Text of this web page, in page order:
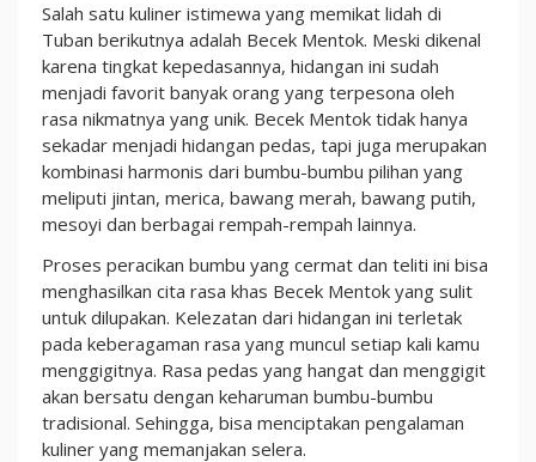
Salah satu kuliner istimewa yang memikat lidah di
Tuban berikutnya adalah Becek Mentok. Meski dikenal
karena tingkat kepedasannya, hidangan ini sudah
menjadi favorit banyak orang yang terpesona oleh
rasa nikmatnya yang unik. Becek Mentok tidak hanya
sekadar menjadi hidangan pedas, tapi juga merupakan
kombinasi harmonis dari bumbu-bumbu pilihan yang
meliputi jintan, merica, bawang merah, bawang putih,
mesoyi dan berbagai rempah-rempah lainnya.
Proses peracikan bumbu yang cermat dan teliti ini bisa
menghasilkan cita rasa khas Becek Mentok yang sulit
untuk dilupakan. Kelezatan dari hidangan ini terletak
pada keberagaman rasa yang muncul setiap kali kamu
menggigitnya. Rasa pedas yang hangat dan menggigit
akan bersatu dengan keharuman bumbu-bumbu
tradisional. Sehingga, bisa menciptakan pengalaman
kuliner yang memanjakan selera.